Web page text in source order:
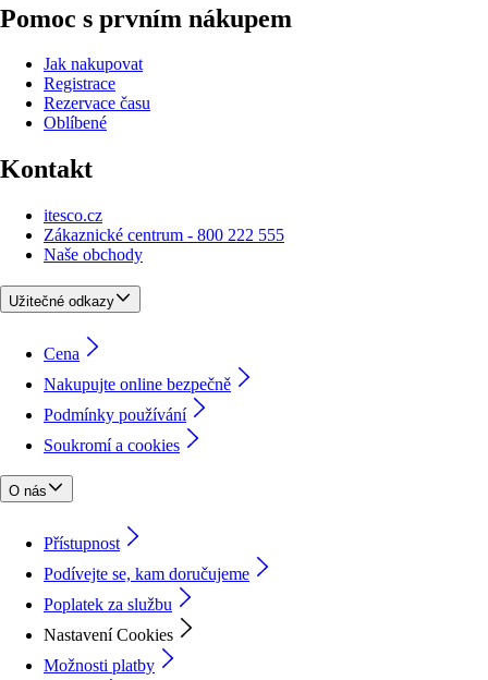
Pomoc s prvním nákupem
Jak nakupovat
Registrace
Rezervace času
Oblíbené
Kontakt
itesco.cz
Zákaznické centrum - 800 222 555
Naše obchody
Užitečné odkazy
Cena
Nakupujte online bezpečně
Podmínky používání
Soukromí a cookies
O nás
Přístupnost
Podívejte se, kam doručujeme
Poplatek za službu
Nastavení Cookies
Možnosti platby